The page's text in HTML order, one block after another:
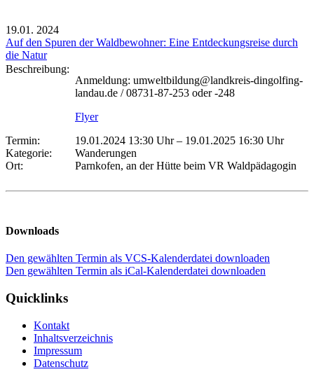
19.01. 2024
Auf den Spuren der Waldbewohner: Eine Entdeckungsreise durch
die Natur
Beschreibung:
Anmeldung: umweltbildung@landkreis-dingolfing-
landau.de / 08731-87-253 oder -248
Flyer
Termin:
19.01.2024 13:30 Uhr– 19.01.2025 16:30 Uhr
Kategorie:
Wanderungen
Ort:
Parnkofen, an der Hütte beim VR Waldpädagogin
Downloads
Den gewählten Termin als VCS-Kalenderdatei downloaden
Den gewählten Termin als iCal-Kalenderdatei downloaden
Quicklinks
Kontakt
Inhaltsverzeichnis
Impressum
Datenschutz